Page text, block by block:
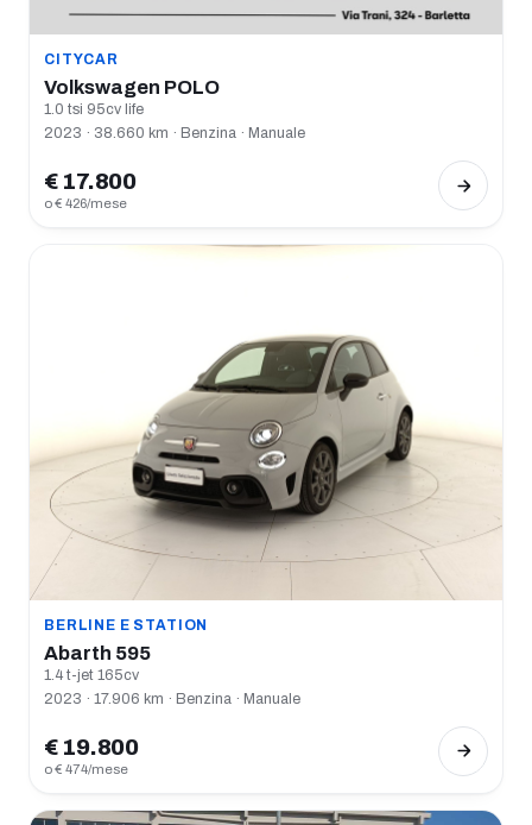
CITYCAR
Volkswagen POLO
1.0 tsi 95cv life
2023 · 38.660 km · Benzina · Manuale
€ 17.800
o € 426/mese
BERLINE E STATION
Abarth 595
1.4 t-jet 165cv
2023 · 17.906 km · Benzina · Manuale
€ 19.800
o € 474/mese